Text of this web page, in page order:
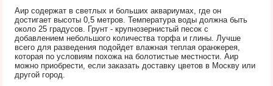
Аир содержат в светлых и больших аквариумах, где он
достигает высоты 0,5 метров. Температура воды должна быть
около 25 градусов. Грунт - крупнозернистый песок с
добавлением небольшого количества торфа и глины. Лучше
всего для разведения подойдет влажная теплая оранжерея,
которая по условиям похожа на болотистые местности. Аир
можно приобрести, если заказать доставку цветов в Москву или
другой город.